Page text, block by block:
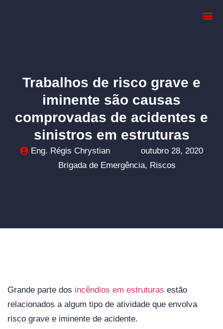
Trabalhos de risco grave e
iminente são causas
comprovadas de acidentes e
sinistros em estruturas
Eng. Régis Chrystian
outubro 28, 2020
Brigada de Emergência, Riscos
Grande parte dos incêndios em estruturas estão
relacionados a algum tipo de atividade que envolva
risco grave e iminente de acidente.